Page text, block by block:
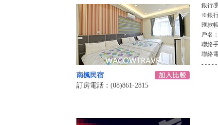
南楓民宿
訂房電話：(08)861-2815
銀行/
※銀
匯款
戶名
聯絡
聯絡
- - - -